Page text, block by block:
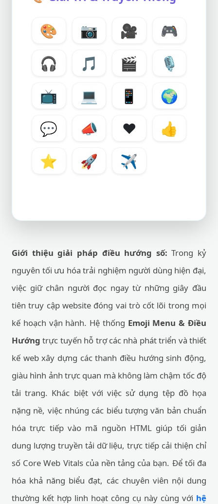
🎨 📷 🎥
🎮
🎧
🎵 🎬
🎙️
📺
💻 📱
🌍
💬
📣 ❤️
👍
⭐
🚀 ✈️
Giới thiệu giải pháp điều hướng số: Trong kỷ
nguyên tối ưu hóa trải nghiệm người dùng hiện đại,
việc giữ chân người đọc ngay từ những giây đầu
tiên truy cập website đóng vai trò cốt lõi trong mọi
kế hoạch vận hành. Hệ thống Emoji Menu & Điều
Hướng trực tuyến hỗ trợ các nhà phát triển và thiết
kế web xây dựng các thanh điều hướng sinh động,
giàu hình ảnh trực quan mà không làm chậm tốc độ
tải trang. Khác biệt với việc sử dụng tệp đồ họa
nặng nề, việc nhúng các biểu tượng văn bản chuẩn
hóa trực tiếp vào mã nguồn HTML giúp tối giản
dung lượng truyền tải dữ liệu, trực tiếp cải thiện chỉ
số Core Web Vitals của nền tảng của bạn. Để tối đa
hóa khả năng biểu đạt, các chuyên viên nội dung
thường kết hợp linh hoạt công cụ này cùng với hệ